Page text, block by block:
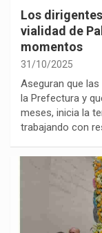
Los
vialidad de
momentos
31/10/2025
Aseguran que
la Prefectura y
meses, inicia la
trabajando con